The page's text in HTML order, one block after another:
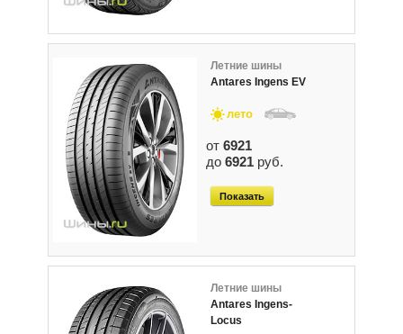
Летние шины
Antares Ingens EV
лето
от 6921
до 6921 руб.
Показать
Летние шины
Antares Ingens-
Locus